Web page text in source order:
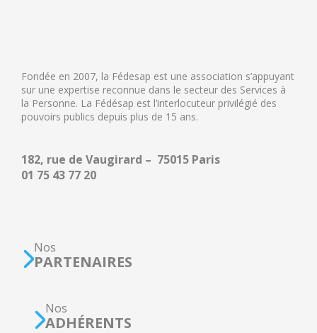
Fondée en 2007, la Fédesap est une association s’appuyant
sur une expertise reconnue dans le secteur des Services à
la Personne. La Fédésap est l’interlocuteur privilégié des
pouvoirs publics depuis plus de 15 ans.
182, rue de Vaugirard – 75015 Paris
01 75 43 77 20
Nos
PARTENAIRES
Nos
ADHÉRENTS